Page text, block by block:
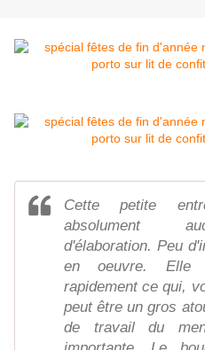
Cette petite
absolument
d'élaboration. Peu
en oeuvre. Elle
rapidement ce qui,
peut être un gros
de travail du